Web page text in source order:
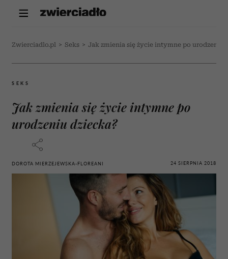
Zwierciadlo.pl > Seks > Jak zmienia się życie intymne po urodzeniu
SEKS
Jak zmienia się życie intymne po
urodzeniu dziecka?
DOROTA MIERZEJEWSKA-FLOREANI 24 SIERPNIA 2018